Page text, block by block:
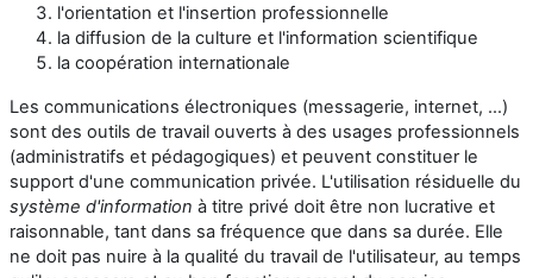
l'orientation et l'insertion professionnelle
la diffusion de la culture et l'information scientifique
la coopération internationale
Les communications électroniques (messagerie, internet, ...)
sont des outils de travail ouverts à des usages professionnels
(administratifs et pédagogiques) et peuvent constituer le
support d'une communication privée. L'utilisation résiduelle du
système d'information à titre privé doit être non lucrative et
raisonnable, tant dans sa fréquence que dans sa durée. Elle
ne doit pas nuire à la qualité du travail de l'utilisateur, au temps